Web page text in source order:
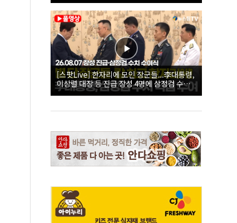
[스팟Live] 한자리에 모인 장군들...李대통령,
이상렬 대장 등 진급 장성 4명에 삼정검 수치
직접 수여｜26.08.07 장성 진급·삼정검 수치